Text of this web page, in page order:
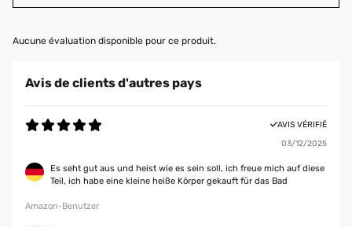
Aucune évaluation disponible pour ce produit.
Avis de clients d'autres pays
AVIS VÉRIFIÉ
03/12/2025
Es seht gut aus und heist wie es sein soll, ich freue mich auf diese
Teil, ich habe eine kleine heiße Körper gekauft für das Bad
Amazon-Benutzer